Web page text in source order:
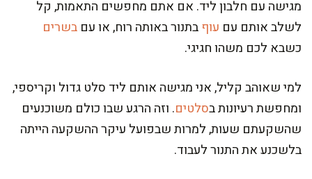
מגישה עם חלבון ליד. אם אתם מחפשים התאמות, קל
לשלב אותם עם עוףבתנור באותה רוח, או עם בשרים
כשבא לכם משהו חגיגי.
למי שאוהב קליל, אני מגישה אותם ליד סלט גדול וקריספי,
ומחפשת רעיונות בסלטים. וזה הרגע שבו כולם משוכנעים
שהשקעתם שעות, למרות שבפועל עיקר ההשקעה הייתה
בלשכנע את התנור לעבוד.